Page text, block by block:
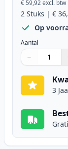
€ 59,92excl. btw
2 Stuks | €
Op
Aantal
Gebruik de
− 1
3